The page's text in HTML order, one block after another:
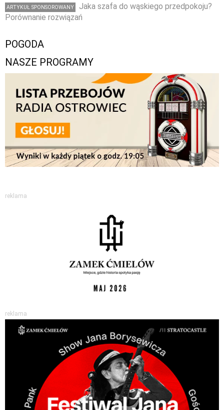
ARTYKUŁ SPONSOROWANY
Jaka szafa do wąskiego przedpokoju?
Porównanie rozwiązań
POGODA
NASZE PROGRAMY
reklama
reklama